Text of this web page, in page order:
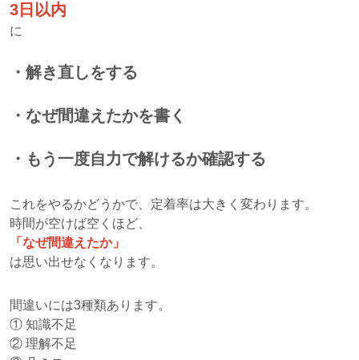
3日以内
に
・解き直しをする
・なぜ間違えたかを書く
・もう一度自力で解けるか確認する
これをやるかどうかで、定着率は大きく変わります。
時間が空けば空くほど、
「なぜ間違えたか」
は思い出せなくなります。
間違いには3種類あります。
① 知識不足
② 理解不足